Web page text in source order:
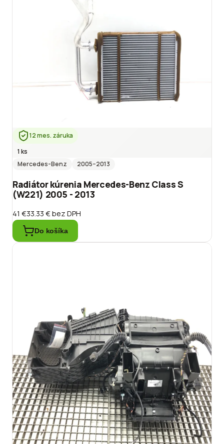
12 mes. záruka
1 ks
Mercedes-Benz
2005–2013
Radiátor kúrenia Mercedes-Benz Class S
(W221) 2005 - 2013
41 €33.33 €bez DPH
Do košíka